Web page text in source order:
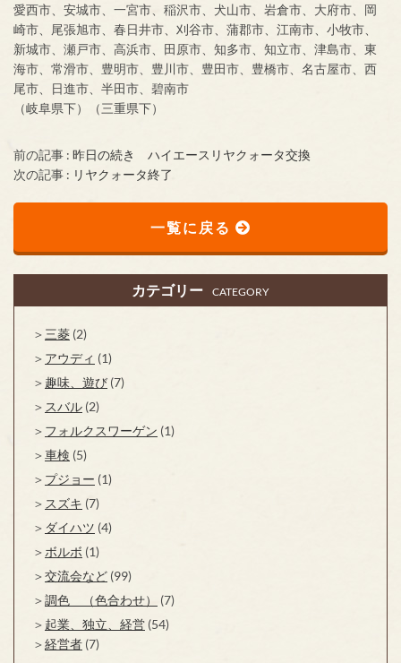
愛西市、安城市、一宮市、稲沢市、犬山市、岩倉市、大府市、岡
崎市、尾張旭市、春日井市、刈谷市、蒲郡市、江南市、小牧市、
新城市、瀬戸市、高浜市、田原市、知多市、知立市、津島市、東
海市、常滑市、豊明市、豊川市、豊田市、豊橋市、名古屋市、西
尾市、日進市、半田市、碧南市
（岐阜県下）（三重県下）
前の記事 : 昨日の続き ハイエースリヤクォータ交換
次の記事 : リヤクォータ終了
一覧に戻る
カテゴリー CATEGORY
三菱 (2)
アウディ (1)
趣味、遊び (7)
スバル (2)
フォルクスワーゲン (1)
車検 (5)
プジョー (1)
スズキ (7)
ダイハツ (4)
ボルボ (1)
交流会など (99)
調色 （色合わせ）
(7)
起業、独立、経営 (54)
経営者 (7)